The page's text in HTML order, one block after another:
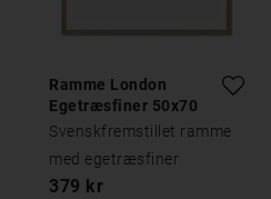
Ramme London
Egetræsfiner 50x70
Svenskfremstillet ramme
med egetræsfiner
379 kr